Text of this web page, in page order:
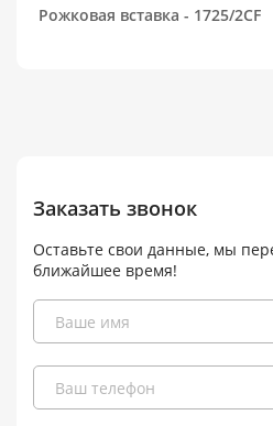
Рожковая вставка - 1725/2CF
Заказать звонок
Оставьте свои данные, мы
ближайшее время!